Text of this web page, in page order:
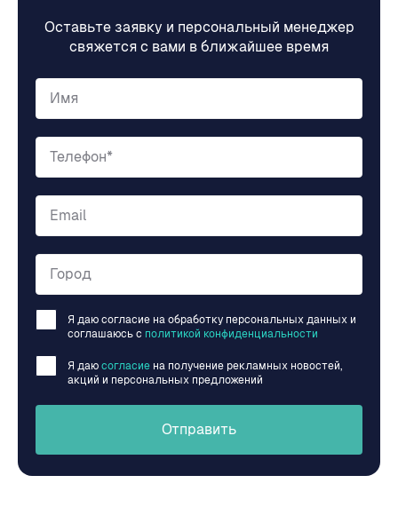
Оставьте заявку и персональный менеджер
свяжется с вами в ближайшее время
Имя
Телефон*
Email
Город
Я даю согласие на обработку персональных данных и
соглашаюсь c политикой конфиденциальности
Я даю согласие на получение рекламных новостей,
акций и персональных предложений
Отправить